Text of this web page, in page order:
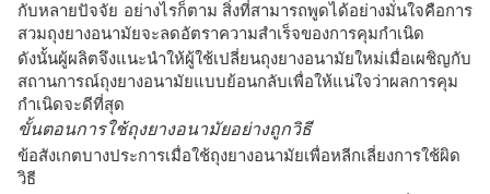
กับหลายปัจจัย อย่างไรก็ตาม สิ่งที่สามารถพูดได้อย่างมั่นใจคือการ
สวมถุงยางอนามัยจะลดอัตราความสำเร็จของการคุมกำเนิด
ดังนั้นผู้ผลิตจึงแนะนำให้ผู้ใช้เปลี่ยนถุงยางอนามัยใหม่เมื่อเผชิญกับ
สถานการณ์ถุงยางอนามัยแบบย้อนกลับเพื่อให้แน่ใจว่าผลการคุม
กำเนิดจะดีที่สุด
ขั้นตอนการใช้ถุงยางอนามัยอย่างถูกวิธี
ข้อสังเกตบางประการเมื่อใช้ถุงยางอนามัยเพื่อหลีกเลี่ยงการใช้ผิด
วิธี